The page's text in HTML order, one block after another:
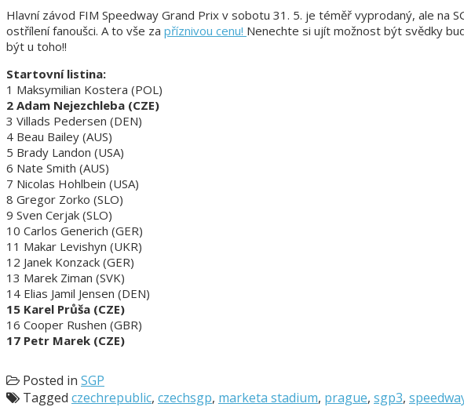
Hlavní závod FIM Speedway Grand Prix v sobotu 31. 5. je téměř vyprodaný, ale na
ostřílení fanoušci. A to vše za příznivou cenu! Nenechte si ujít možnost být svědky
být u toho!!
Startovní listina:
1 Maksymilian Kostera (POL)
2 Adam Nejezchleba (CZE)
3 Villads Pedersen (DEN)
4 Beau Bailey (AUS)
5 Brady Landon (USA)
6 Nate Smith (AUS)
7 Nicolas Hohlbein (USA)
8 Gregor Zorko (SLO)
9 Sven Cerjak (SLO)
10 Carlos Generich (GER)
11 Makar Levishyn (UKR)
12 Janek Konzack (GER)
13 Marek Ziman (SVK)
14 Elias Jamil Jensen (DEN)
15 Karel Průša (CZE)
16 Cooper Rushen (GBR)
17 Petr Marek (CZE)
Posted in SGP
Tagged czechrepublic, czechsgp, marketa stadium, prague, sgp3,